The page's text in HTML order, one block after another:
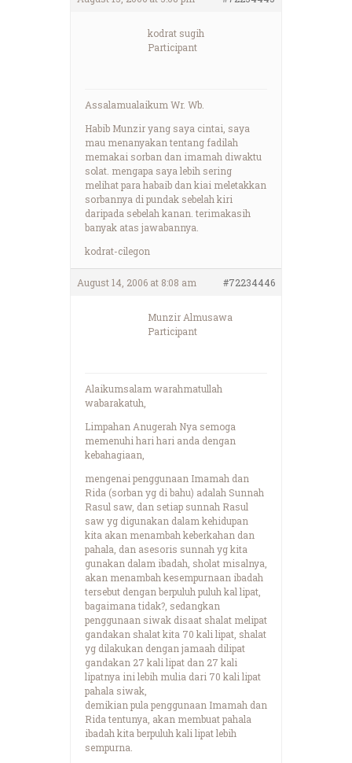
kodrat sugih
Participant
Assalamualaikum Wr. Wb.
Habib Munzir yang saya cintai, saya
mau menanyakan tentang fadilah
memakai sorban dan imamah diwaktu
solat. mengapa saya lebih sering
melihat para habaib dan kiai meletakkan
sorbannya di pundak sebelah kiri
daripada sebelah kanan. terimakasih
banyak atas jawabannya.
kodrat-cilegon
August 14, 2006 at 8:08 am #72234446
Munzir Almusawa
Participant
Alaikumsalam warahmatullah
wabarakatuh,
Limpahan Anugerah Nya semoga
memenuhi hari hari anda dengan
kebahagiaan,
mengenai penggunaan Imamah dan
Rida (sorban yg di bahu) adalah Sunnah
Rasul saw, dan setiap sunnah Rasul
saw yg digunakan dalam kehidupan
kita akan menambah keberkahan dan
pahala, dan asesoris sunnah yg kita
gunakan dalam ibadah, sholat misalnya,
akan menambah kesempurnaan ibadah
tersebut dengan berpuluh puluh kal lipat,
bagaimana tidak?, sedangkan
penggunaan siwak disaat shalat melipat
gandakan shalat kita 70 kali lipat, shalat
yg dilakukan dengan jamaah dilipat
gandakan 27 kali lipat dan 27 kali
lipatnya ini lebih mulia dari 70 kali lipat
pahala siwak,
demikian pula penggunaan Imamah dan
Rida tentunya, akan membuat pahala
ibadah kita berpuluh kali lipat lebih
sempurna.